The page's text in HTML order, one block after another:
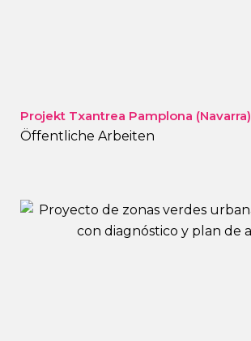
Projekt Txantrea Pamplona (Navarra)
Öffentliche Arbeiten